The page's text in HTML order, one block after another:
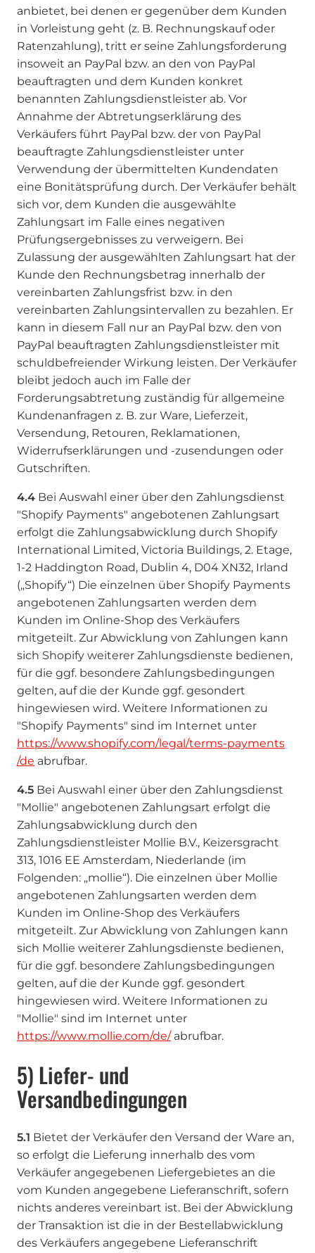
anbietet, bei denen er gegenüber dem Kunden
in Vorleistung geht (z. B. Rechnungskauf oder
Ratenzahlung), tritt er seine Zahlungsforderung
insoweit an PayPal bzw. an den von PayPal
beauftragten und dem Kunden konkret
benannten Zahlungsdienstleister ab. Vor
Annahme der Abtretungserklärung des
Verkäufers führt PayPal bzw. der von PayPal
beauftragte Zahlungsdienstleister unter
Verwendung der übermittelten Kundendaten
eine Bonitätsprüfung durch. Der Verkäufer behält
sich vor, dem Kunden die ausgewählte
Zahlungsart im Falle eines negativen
Prüfungsergebnisses zu verweigern. Bei
Zulassung der ausgewählten Zahlungsart hat der
Kunde den Rechnungsbetrag innerhalb der
vereinbarten Zahlungsfrist bzw. in den
vereinbarten Zahlungsintervallen zu bezahlen. Er
kann in diesem Fall nur an PayPal bzw. den von
PayPal beauftragten Zahlungsdienstleister mit
schuldbefreiender Wirkung leisten. Der Verkäufer
bleibt jedoch auch im Falle der
Forderungsabtretung zuständig für allgemeine
Kundenanfragen z. B. zur Ware, Lieferzeit,
Versendung, Retouren, Reklamationen,
Widerrufserklärungen und -zusendungen oder
Gutschriften.
4.4 Bei Auswahl einer über den Zahlungsdienst
"Shopify Payments" angebotenen Zahlungsart
erfolgt die Zahlungsabwicklung durch Shopify
International Limited, Victoria Buildings, 2. Etage,
1-2 Haddington Road, Dublin 4, D04 XN32, Irland
(„Shopify“) Die einzelnen über Shopify Payments
angebotenen Zahlungsarten werden dem
Kunden im Online-Shop des Verkäufers
mitgeteilt. Zur Abwicklung von Zahlungen kann
sich Shopify weiterer Zahlungsdienste bedienen,
für die ggf. besondere Zahlungsbedingungen
gelten, auf die der Kunde ggf. gesondert
hingewiesen wird. Weitere Informationen zu
"Shopify Payments" sind im Internet unter
https://www.shopify.com/legal /terms-payments
/de abrufbar.
4.5 Bei Auswahl einer über den Zahlungsdienst
"Mollie" angebotenen Zahlungsart erfolgt die
Zahlungsabwicklung durch den
Zahlungsdienstleister Mollie B.V., Keizersgracht
313, 1016 EE Amsterdam, Niederlande (im
Folgenden: „mollie“). Die einzelnen über Mollie
angebotenen Zahlungsarten werden dem
Kunden im Online-Shop des Verkäufers
mitgeteilt. Zur Abwicklung von Zahlungen kann
sich Mollie weiterer Zahlungsdienste bedienen,
für die ggf. besondere Zahlungsbedingungen
gelten, auf die der Kunde ggf. gesondert
hingewiesen wird. Weitere Informationen zu
"Mollie" sind im Internet unter
https://www.mollie.com/de/abrufbar.
5) Liefer- und
Versandbedingungen
5.1 Bietet der Verkäufer den Versand der Ware an,
so erfolgt die Lieferung innerhalb des vom
Verkäufer angegebenen Liefergebietes an die
vom Kunden angegebene Lieferanschrift, sofern
nichts anderes vereinbart ist. Bei der Abwicklung
der Transaktion ist die in der Bestellabwicklung
des Verkäufers angegebene Lieferanschrift